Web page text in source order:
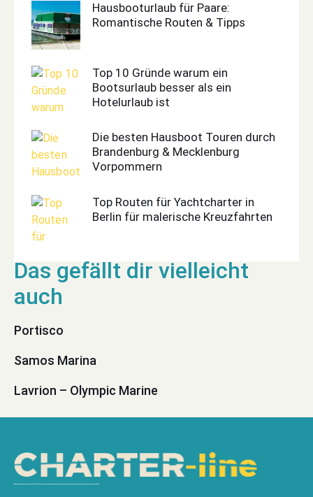
Hausbooturlaub für Paare:
Romantische Routen & Tipps
Top 10 Gründe warum ein
Bootsurlaub besser als ein
Hotelurlaub ist
Die besten Hausboot Touren durch
Brandenburg & Mecklenburg
Vorpommern
Top Routen für Yachtcharter in
Berlin für malerische Kreuzfahrten
Portisco
Samos Marina
Lavrion – Olympic Marine